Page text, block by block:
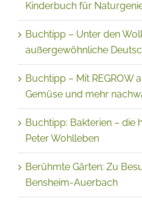
Kinderbuch für
Buchtipp – Unter den
außergewöhnliche
Buchtipp – Mit REGROW
Gemüse und mehr
Buchtipp: Bakterien – die
Peter Wohlleben
Berühmte Gärten: Zu
Bensheim-Auerbach